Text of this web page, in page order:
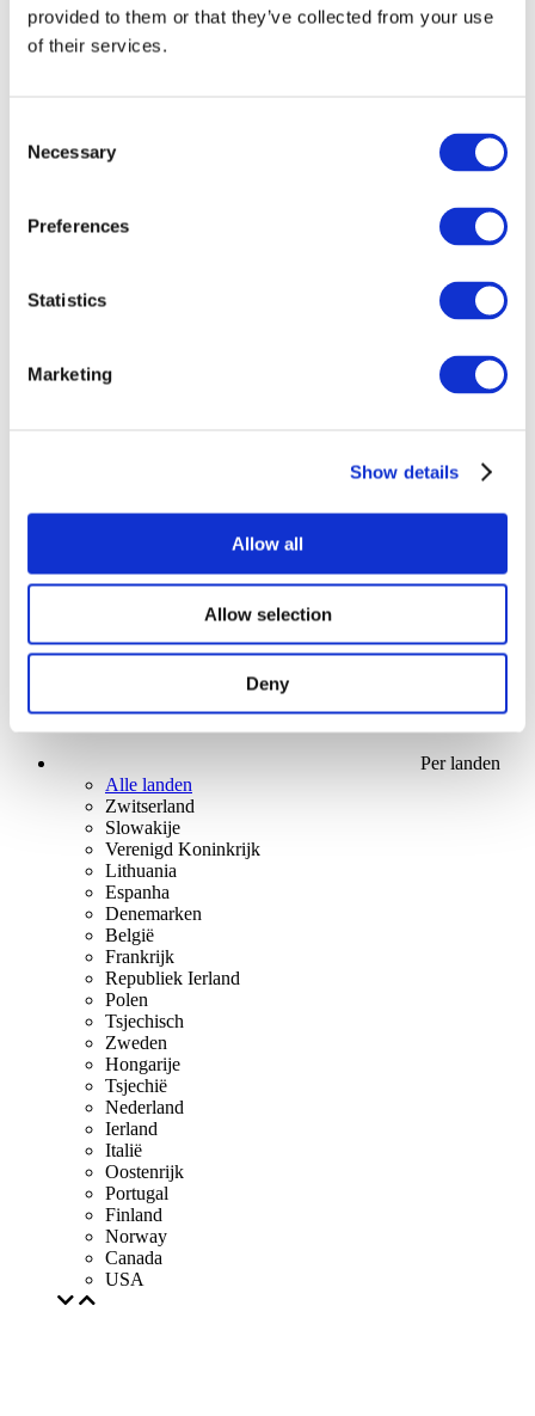
provided to them or that they’ve collected from your use
of their services.
Selection
Necessary
Preferences
Statistics
Marketing
Show details
Allow all
Allow selection
Deny
Alle
At vise
Per landen
Alle landen
Zwitserland
Slowakije
Verenigd Koninkrijk
Lithuania
Espanha
Denemarken
België
Frankrijk
Republiek Ierland
Polen
Tsjechisch
Zweden
Hongarije
Tsjechië
Nederland
Ierland
Italië
Oostenrijk
Portugal
Finland
Norway
Canada
USA